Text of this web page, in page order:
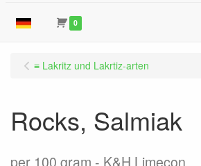
0
≡ Lakritz und Lakrtiz-arten
Rocks, Salmiak
per 100 gram K&H Limecon